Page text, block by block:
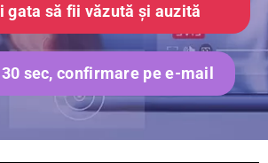
gata să fii văzută și auzită
sec, confirmare pe e-mail